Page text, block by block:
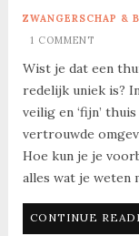
ZWANGERSCHAP &
1 COMMENT
Wist je dat een
redelijk uniek is?
veilig en ‘fijn’
vertrouwde
Hoe kun je je
alles wat je weten
CONTINUE